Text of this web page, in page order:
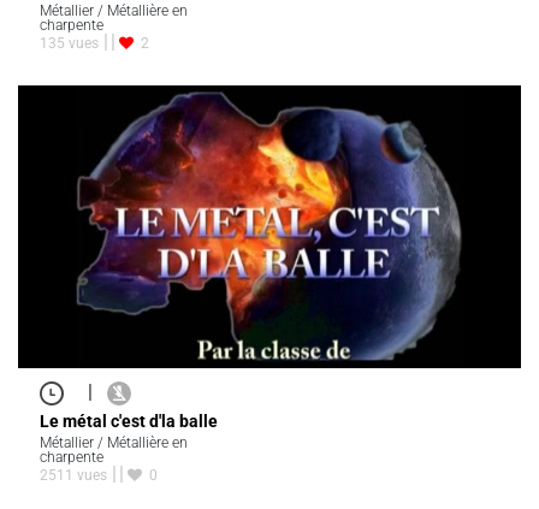
Métallier / Métallière en
charpente
135 vues
2
|
Le métal c'est d'la balle
Métallier / Métallière en
charpente
2511 vues
0